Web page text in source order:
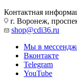
Контактная
г. Воронеж,
shop@cdi36.ru
Мы в
Вконтакте
Telegram
YouTube